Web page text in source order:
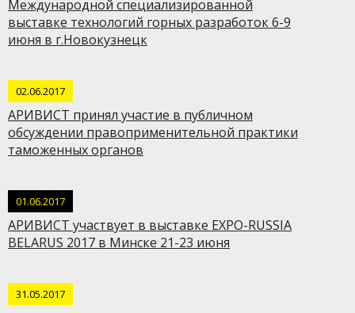
Международной специализированной
выставке технологий горных разработок 6-9
июня в г.Новокузнецк
02.06.2017
АРИВИСТ принял участие в публичном
обсуждении правоприменительной практики
таможенных органов
01.06.2017
АРИВИСТ участвует в выставке EXPO-RUSSIA
BELARUS 2017 в Минске 21-23 июня
31.05.2017